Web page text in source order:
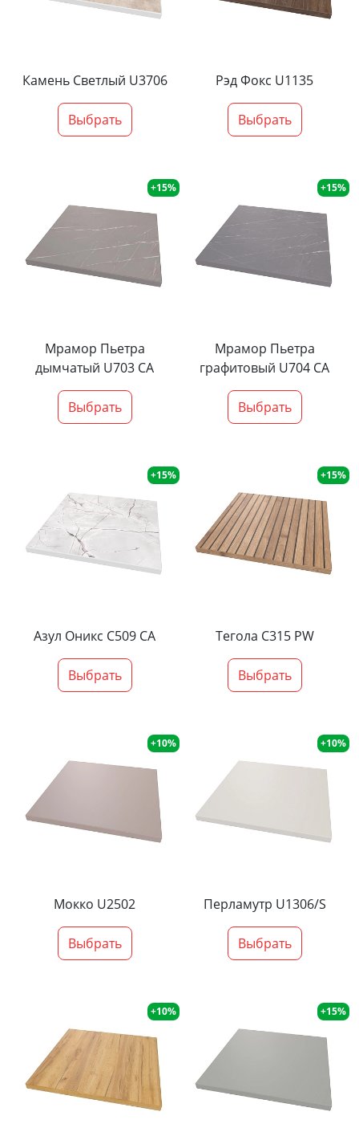
Камень Светлый U3706
Выбрать
Рэд Фокс U1135
Выбрать
+15%
Мрамор Пьетра
дымчатый U703 CA
Выбрать
+15%
Мрамор Пьетра
графитовый U704 CA
Выбрать
+15%
Азул Оникс С509 СА
Выбрать
+15%
Тегола С315 PW
Выбрать
+10%
Мокко U2502
Выбрать
+10%
Перламутр U1306/S
Выбрать
+10% +15%